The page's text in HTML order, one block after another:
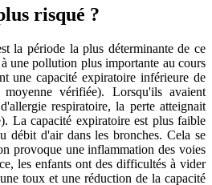
risqué ?
la période la plus déterminante de ce
une pollution plus importante au cours
une capacité expiratoire inférieure de
vérifiée). Lorsqu'ils avaient
respiratoire, la perte atteignait
La capacité expiratoire est plus faible
d'air dans les bronches. Cela se
provoque une inflammation des voies
les enfants ont des difficultés à vider
toux et une réduction de la capacité